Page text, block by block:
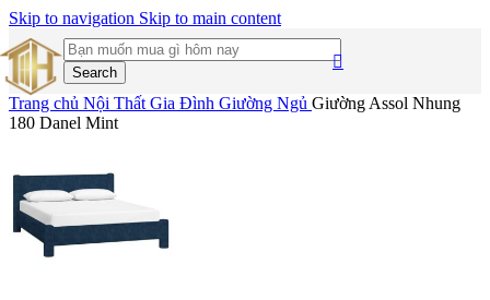
Skip to navigation Skip to main content
Search
Trang chủ Nội Thất Gia Đình Giường Ngủ Giường Assol Nhung
180 Danel Mint